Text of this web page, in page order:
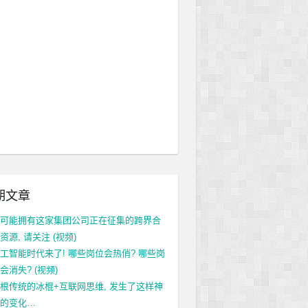
文章
能拥有这家集团公司正在征集的跨界合
源, 请关注 (视频)
智能时代来了! 哪些岗位会热俏? 哪些岗
消失? (视频)
传统的冰棍+互联网思维, 发生了这样神
变化…